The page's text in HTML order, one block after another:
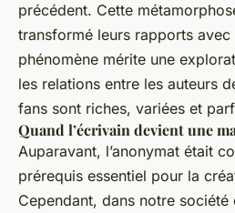
précédent. Cette
transformé leurs rapports
phénomène mérite une
les relations entre les auteurs
fans sont riches, variées et
Quand l’écrivain devient une
Auparavant, l’anonymat était
prérequis essentiel pour la
Cependant, dans notre société